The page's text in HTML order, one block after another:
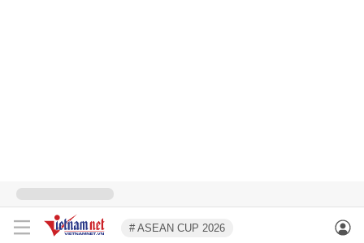
# ASEAN CUP 2026